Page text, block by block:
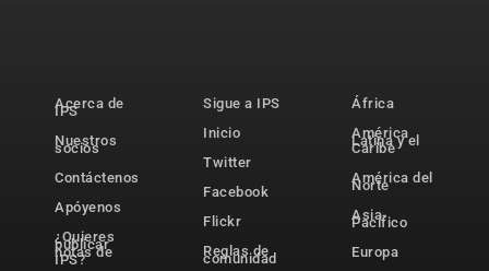
Acerca de
IPS
Nuestros
socios
Contáctenos
Apóyenos
¿Quieres
publicar
notas de
IPS?
Sigue a IPS
Inicio
Twitter
Facebook
Flickr
Reglas de
comunidad
África
América
Latina y el
Caribe
América del
Norte
Asia-
Pacífico
Europa